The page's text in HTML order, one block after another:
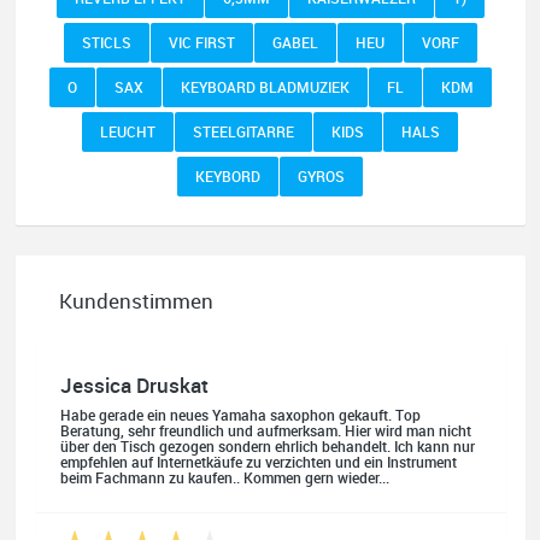
STICLS VIC FIRST GABEL HEU VORF
O SAX KEYBOARD BLADMUZIEK FL KDM
LEUCHT STEELGITARRE KIDS HALS
KEYBORD GYROS
Kundenstimmen
Jessica Druskat
Habe gerade ein neues Yamaha saxophon gekauft. Top
Beratung, sehr freundlich und aufmerksam. Hier wird man nicht
über den Tisch gezogen sondern ehrlich behandelt. Ich kann nur
empfehlen auf Internetkäufe zu verzichten und ein Instrument
beim Fachmann zu kaufen.. Kommen gern wieder...